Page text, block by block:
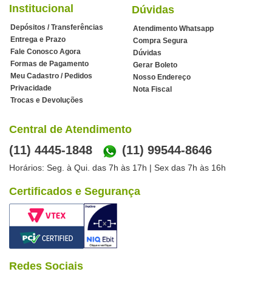
Institucional
Depósitos / Transferências
Entrega e Prazo
Fale Conosco Agora
Formas de Pagamento
Meu Cadastro / Pedidos
Privacidade
Trocas e Devoluções
Dúvidas
Atendimento Whatsapp
Compra Segura
Dúvidas
Gerar Boleto
Nosso Endereço
Nota Fiscal
Central de Atendimento
(11) 4445-1848 (11) 99544-8646
Horários: Seg. à Qui. das 7h às 17h | Sex das 7h às 16h
Certificados e Segurança
Redes Sociais